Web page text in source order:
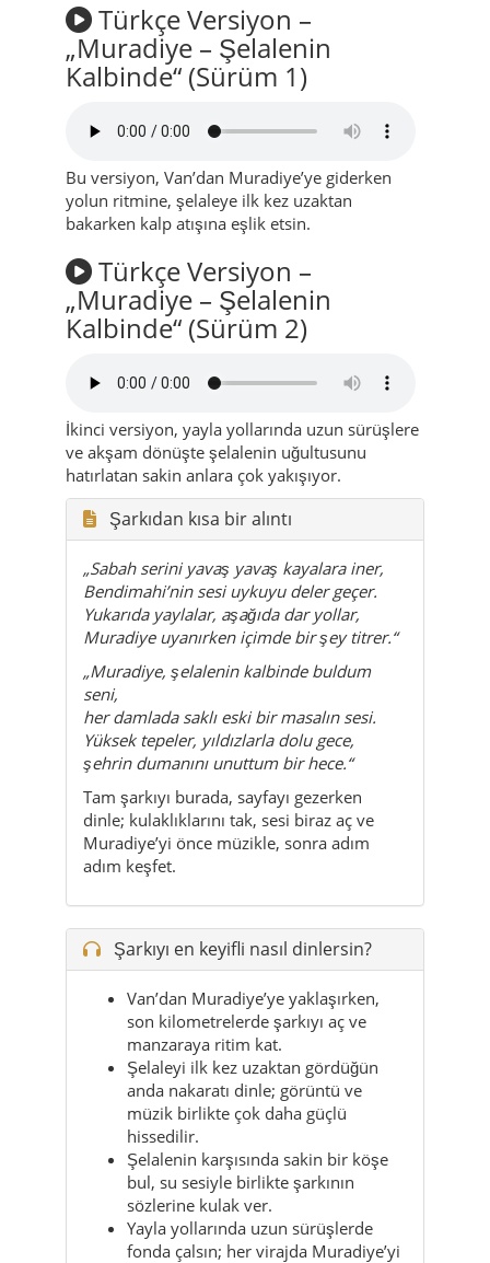
Bu versiyon, Van’dan Muradiye’ye giderken
yolun ritmine, şelaleye ilk kez uzaktan
„Muradiye – Şelalenin
Kalbinde“ (Sürüm 2)
İkinci versiyon, yayla yollarında uzun sürüşlere
ve akşam dönüşte şelalenin uğultusunu
„Sabah serini yavaş yavaş kayalara iner,
Bendimahi’nin sesi uykuyu deler geçer.
Yukarıda yaylalar, aşağıda dar yollar,
Muradiye uyanırken içimde bir şey titrer.“
„Muradiye, şelalenin kalbinde buldum
seni,
her damlada saklı eski bir masalın sesi.
Yüksek tepeler, yıldızlarla dolu gece,
şehrin dumanını unuttum bir hece.“
Tam şarkıyı burada, sayfayı gezerken
dinle; kulaklıklarını tak, sesi biraz aç ve
Muradiye’yi önce müzikle, sonra adım
adım keşfet.
Şarkıyı en keyifli nasıl dinlersin?
Van’dan Muradiye’ye yaklaşırken,
son kilometrelerde şarkıyı aç ve
manzaraya ritim kat.
Şelaleyi ilk kez uzaktan gördüğün
anda nakaratı dinle; görüntü ve
müzik birlikte çok daha güçlü
hissedilir.
Şelalenin karşısında sakin bir köşe
bul, su sesiyle birlikte şarkının
sözlerine kulak ver.
Yayla yollarında uzun sürüşlerde
fonda çalsın; her virajda Muradiye’yi
başka bir açıdan görürsün.
Akşam otelde ya da pansiyonda bir
bardak çay eşliğinde tekrar dinle –
gününü hafızana sabitleyen bir
soundtrack gibi.